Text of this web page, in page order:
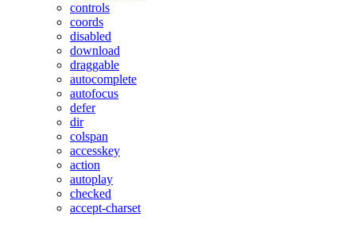
controls
coords
disabled
download
draggable
autocomplete
autofocus
defer
dir
colspan
accesskey
action
autoplay
checked
accept-charset